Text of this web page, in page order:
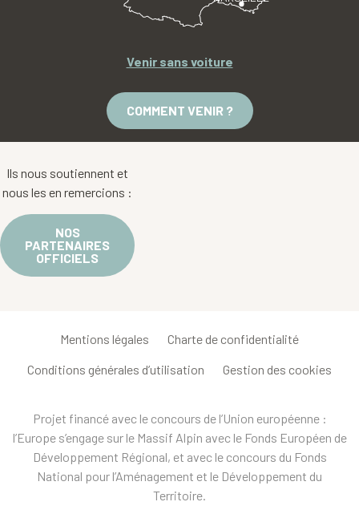
Venir sans voiture
COMMENT VENIR ?
Ils nous soutiennent et
nous les en remercions :
NOS
PARTENAIRES
OFFICIELS
Mentions légales Charte de confidentialité
Conditions générales d’utilisation Gestion des cookies
Projet financé avec le concours de l’Union européenne :
l’Europe s’engage sur le Massif Alpin avec le Fonds Européen de
Développement Régional, et avec le concours du Fonds
National pour l’Aménagement et le Développement du
Territoire.